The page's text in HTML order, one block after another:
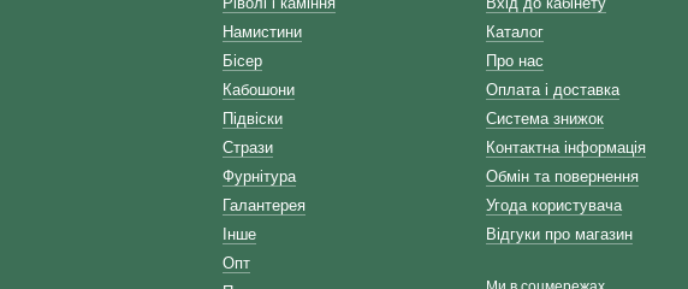
Намистини
Бісер
Кабошони
Підвіски
Стрази
Фурнітура
Галантерея
Інше
Опт
Каталог
Про нас
Оплата і доставка
Система знижок
Контактна інформація
Обмін та повернення
Угода користувача
Відгуки про магазин